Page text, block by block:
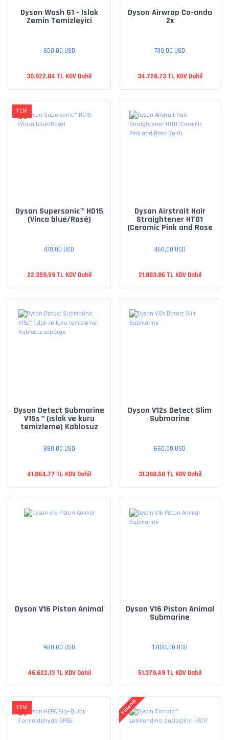
Dyson Wash G1 - Islak
Zemin Temizleyici
650,00 USD
30.922,84 TL KDV Dahil
Dyson Airwrap Co-anda
2x
730,00 USD
34.728,73 TL KDV Dahil
YENİ
Dyson Supersonic™ HD15
(Vinca blue/Rosé)
470,00 USD
22.359,59 TL KDV Dahil
Dyson Airstrait Hair
Straightener HT01
(Ceramic Pink and Rose
460,00 USD
21.883,86 TL KDV Dahil
Dyson Detect Submarine
V15s™ (ıslak ve kuru
temizleme) Kablosuz
880,00 USD
41.864,77 TL KDV Dahil
Dyson V12s Detect Slim
Submarine
660,00 USD
31.398,58 TL KDV Dahil
Dyson V16 Piston Animal
980,00 USD
46.622,13 TL KDV Dahil
Dyson V16 Piston Animal
Submarine
1.080,00 USD
51.379,49 TL KDV Dahil
YENİ Tükendi